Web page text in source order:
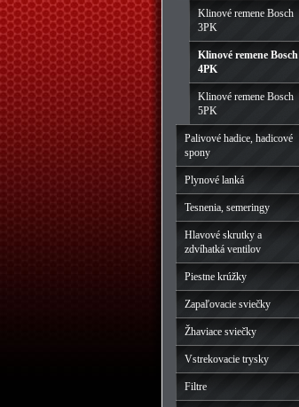
Klinové remene Bosch
3PK
Klinové remene Bosch
4PK
Klinové remene Bosch
5PK
Palivové hadice, hadicové
spony
Plynové lanká
Tesnenia, semeringy
Hlavové skrutky a
zdvíhatká ventilov
Piestne krúžky
Zapaľovacie sviečky
Žhaviace sviečky
Vstrekovacie trysky
Filtre